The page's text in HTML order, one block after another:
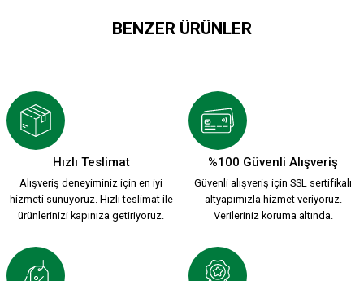
BENZER ÜRÜNLER
1.799,90 TL
HUMMEL LİNE TRAINING PANTS
1.799,90 TL
Hızlı Teslimat
Alışveriş deneyiminiz için en iyi
hizmeti sunuyoruz. Hızlı teslimat ile
ürünlerinizi kapınıza getiriyoruz.
%100 Güvenli Alışveriş
Güvenli alışveriş için SSL sertifikalı
altyapımızla hizmet veriyoruz.
Verileriniz koruma altında.